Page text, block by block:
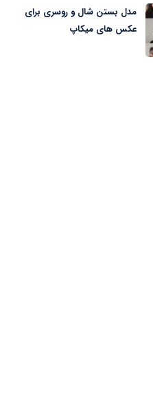
مدل بستن شال و روسری برای
عکس های میکاپ